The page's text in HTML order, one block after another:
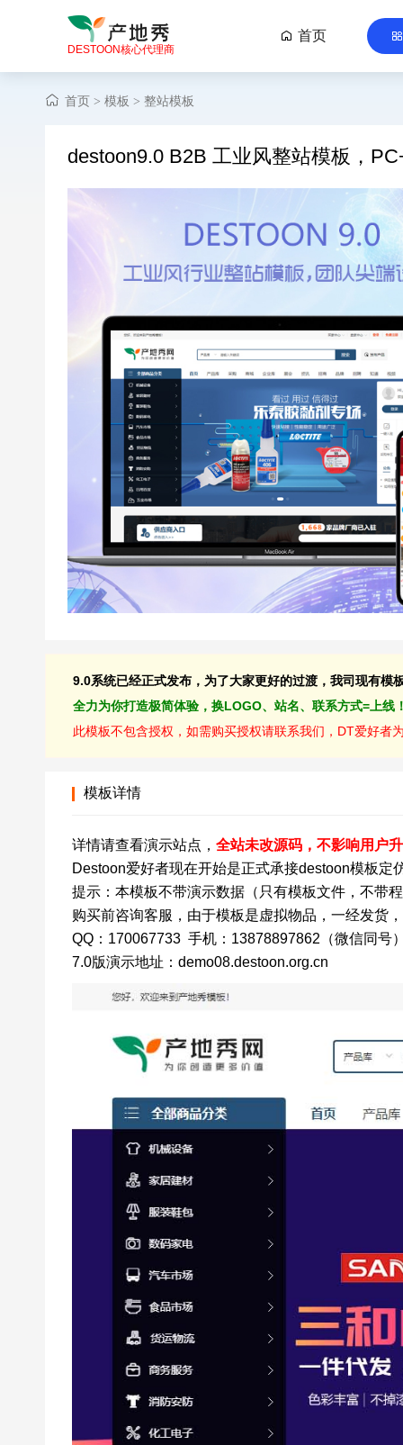
DESTOON核心代理商
 首页 
首页 > 模板 > 整站模板
destoon9.0 B2B 工业风整站模板，
9.0系统已经正式发布，为了大家更好的过渡，我司现有模
全力为你打造极简体验，换LOGO、站名、联系方式=上线
此模板不包含授权，如需购买授权请联系我们，DT爱好者
模板详情
详情请查看演示站点， 全站未改源码，不影响用户
Destoon爱好者现在开始是正式承接destoon模板
提示：本模板不带演示数据（只有模板文件，不带
购买前咨询客服，由于模板是虚拟物品，一经发货
QQ：170067733 手机：13878897862（微信同号
7.0版演示地址：demo08.destoon.org.cn